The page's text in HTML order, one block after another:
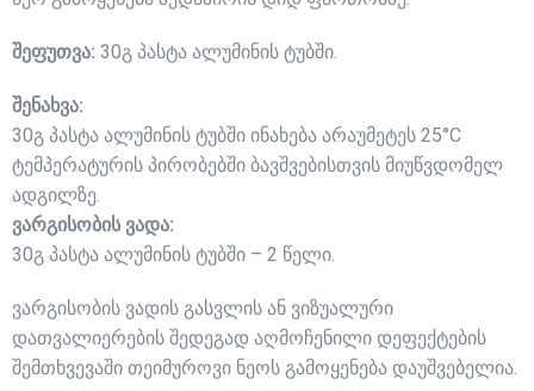
შეფუთვა: 30გ პასტა ალუმინის ტუბში.
შენახვა:
30გ პასტა ალუმინის ტუბში ინახება არაუმეტეს 25°C
ტემპერატურის პირობებში ბავშვებისთვის მიუწვდომელ
ადგილზე.
ვარგისობის ვადა:
30გ პასტა ალუმინის ტუბში – 2 წელი.
ვარგისობის ვადის გასვლის ან ვიზუალური
დათვალიერების შედეგად აღმოჩენილი დეფექტების
შემთხვევაში თეიმუროვი ნეოს გამოყენება დაუშვებელია.